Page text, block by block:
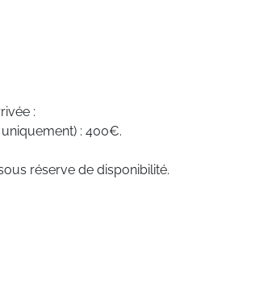
:
: 400€.
réserve de disponibilité.